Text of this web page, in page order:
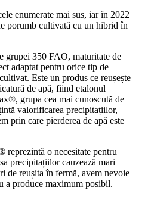
enumerate mai sus, iar în 2022
porumb cultivată cu un hibrid în
grupei 350 FAO, maturitate de
adaptat pentru orice tip de
Este un produs ce reușește
de apă, fiind etalonul
grupa cea mai cunoscută de
valorificarea precipitațiilor,
prin care pierderea de apă este
o necesitate pentru
precipitațiilor cauzează mari
de reușita în fermă, avem nevoie
a produce maximum posibil.